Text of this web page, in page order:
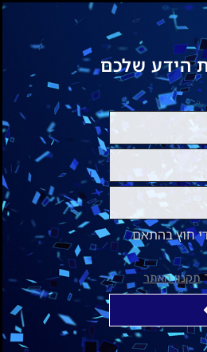
הידע שלכם
חוץ בהתאם
תקנון האתר